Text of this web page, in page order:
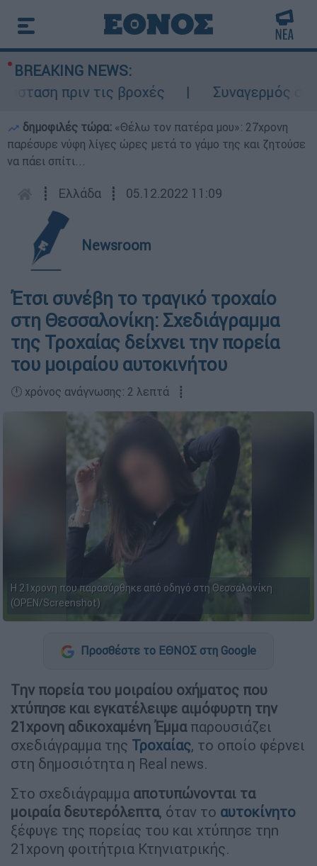
BREAKING NEWS:
πριν τις βροχές
Συναγερμός στον
δημοφιλές τώρα: «Θέλω τον πατέρα μου»: 27χρονη
παρέσυρε νύφη λίγες ώρες μετά το γάμο της και ζητούσε
να πάει σπίτι...
┋ Ελλάδα ┋ 05.12.2022 11:09
Newsroom
Έτσι συνέβη το τραγικό τροχαίο
στη Θεσσαλονίκη: Σχεδιάγραμμα
της Τροχαίας δείχνει την πορεία
του μοιραίου αυτοκινήτου
🕛 χρόνος ανάγνωσης: 2 λεπτά ┋
Η 21χρονη που παρασύρθηκε από οδηγό στη Θεσσαλονίκη
(OPEN/Screenshot)
Προσθέστε το ΕΘΝΟΣ στη Google
Tην πορεία του μοιραίου οχήματος που
χτύπησε και εγκατέλειψε αιμόφυρτη την
21χρονη αδικοχαμένη Έμμαπαρουσιάζει
σχεδιάγραμμα της Τροχαίας, το οποίο φέρνει
στη δημοσιότητα η Real news.
Στο σχεδιάγραμμα αποτυπώνονται τα
μοιραία δευτερόλεπτα, όταν το αυτοκίνητο
ξέφυγε της πορείας του και χτύπησε τηn
21χρονη φοιτήτρια Κτηνιατρικής.